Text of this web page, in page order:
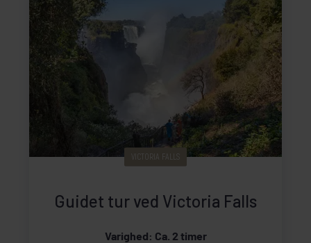
VICTORIA FALLS
Guidet tur ved Victoria Falls
Varighed: Ca. 2 timer